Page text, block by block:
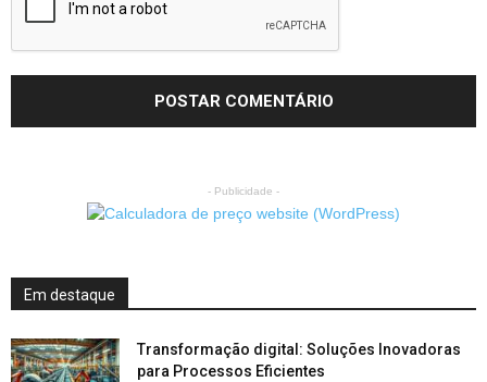
- Publicidade -
Em destaque
Transformação digital: Soluções Inovadoras
para Processos Eficientes